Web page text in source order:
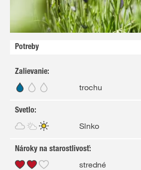
Potreby
Zalievanie:
trochu
Svetlo:
Slnko
Nároky na starostlivosť:
stredné